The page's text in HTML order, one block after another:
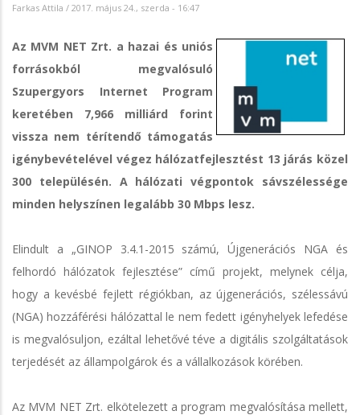
Farkas Attila / 2017. május 24., szerda - 16:47
Az MVM NET Zrt. a hazai és uniós
forrásokból megvalósuló
Szupergyors Internet Program
keretében 7,966 milliárd forint
vissza nem térítendő támogatás
igénybevételével végez hálózatfejlesztést 13 járás közel
300 településén. A hálózati végpontok sávszélessége
minden helyszínen legalább 30 Mbps lesz.
Elindult a „GINOP 3.4.1-2015 számú, Újgenerációs NGA és
felhordó hálózatok fejlesztése” című projekt, melynek célja,
hogy a kevésbé fejlett régiókban, az újgenerációs, szélessávú
(NGA) hozzáférési hálózattal le nem fedett igényhelyek lefedése
is megvalósuljon, ezáltal lehetővé téve a digitális szolgáltatások
terjedését az állampolgárok és a vállalkozások körében.
Az MVM NET Zrt. elkötelezett a program megvalósítása mellett,